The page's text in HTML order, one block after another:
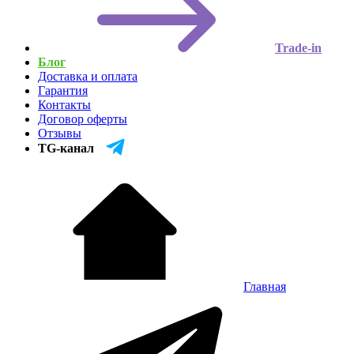
Trade-in
Блог
Доставка и оплата
Гарантия
Контакты
Договор оферты
Отзывы
TG-канал
Главная